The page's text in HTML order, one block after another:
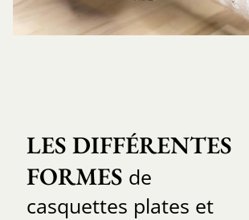
LES DIFFÉRENTES
FORMES de
casquettes plates et